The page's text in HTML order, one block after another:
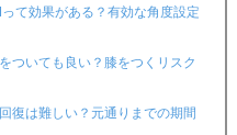
て効果がある？有効な角度設定
ついても良い？膝をつくリスク
復は難しい？元通りまでの期間